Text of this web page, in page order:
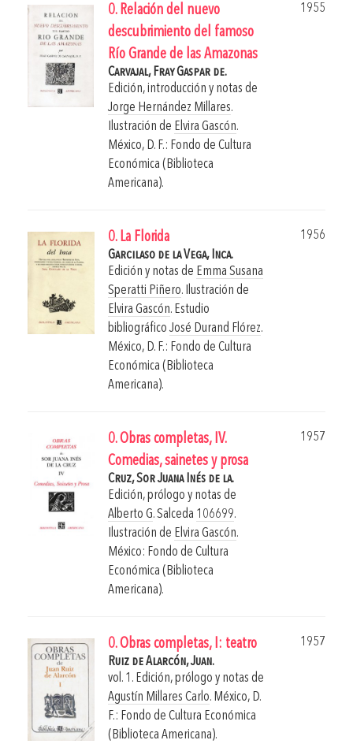
0. Relación del nuevo
descubrimiento del famoso
Río Grande de las Amazonas
1955
Carvajal, Fray Gaspar de.
Edición, introducción y notas de
Jorge Hernández Millares.
Ilustración de Elvira Gascón.
México, D. F.: Fondo de Cultura
Económica (Biblioteca
Americana).
0. La Florida
1956
Garcilaso de la Vega, Inca.
Edición y notas de Emma Susana
Speratti Piñero. Ilustración de
Elvira Gascón. Estudio
bibliográfico José Durand Flórez.
México, D. F.: Fondo de Cultura
Económica (Biblioteca
Americana).
0. Obras completas, IV.
Comedias, sainetes y prosa
1957
Cruz, Sor Juana Inés de la.
Edición, prólogo y notas de
Alberto G. Salceda 106699.
Ilustración de Elvira Gascón.
México: Fondo de Cultura
Económica (Biblioteca
Americana).
0. Obras completas, I: teatro
1957
Ruiz de Alarcón, Juan.
vol. 1. Edición, prólogo y notas de
Agustín Millares Carlo. México, D.
F.: Fondo de Cultura Económica
(Biblioteca Americana).